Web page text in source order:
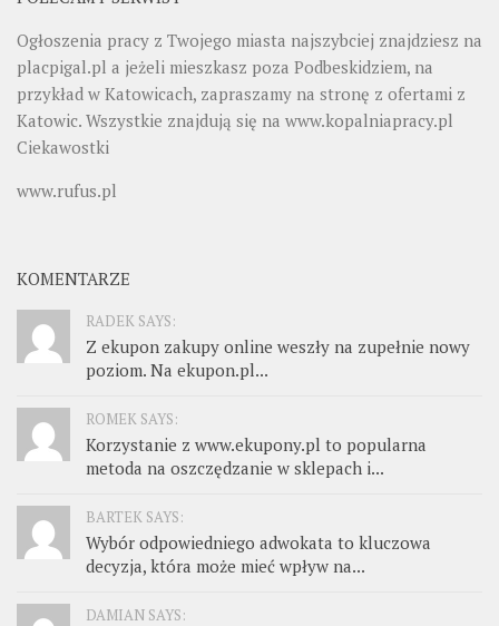
Ogłoszenia pracy z Twojego miasta najszybciej znajdziesz na
placpigal.pl a jeżeli mieszkasz poza Podbeskidziem, na
przykład w Katowicach, zapraszamy na stronę z ofertami z
Katowic. Wszystkie znajdują się na www.kopalniapracy.pl
Ciekawostki
www.rufus.pl
KOMENTARZE
RADEK SAYS:
Z ekupon zakupy online weszły na zupełnie nowy
poziom. Na ekupon.pl...
ROMEK SAYS:
Korzystanie z www.ekupony.pl to popularna
metoda na oszczędzanie w sklepach i...
BARTEK SAYS:
Wybór odpowiedniego adwokata to kluczowa
decyzja, która może mieć wpływ na...
DAMIAN SAYS: